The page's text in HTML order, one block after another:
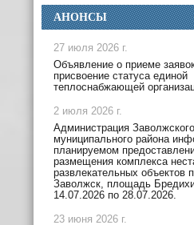
АНОНСЫ
27 июля 2026 г.
Объявление о приеме
присвоение статуса единой
теплоснабжающей
2 июля 2026 г.
Администрация Заволжского
муниципального района
планируемом
размещения комплекса
развлекательных объектов
Заволжск, площадь
14.07.2026 по 28.07.2026.
23 июня 2026 г.